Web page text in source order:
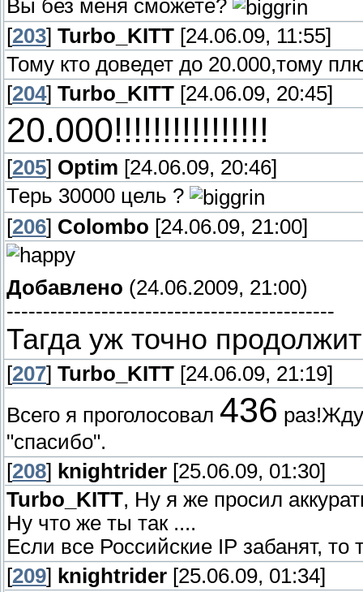
Вы без меня сможете?
[203] Turbo_KITT [24.06.09, 11:55]
Тому кто доведет до 20.000,тому
[204] Turbo_KITT [24.06.09, 20:45]
20.000!!!!!!!!!!!!!!!!
[205] Optim [24.06.09, 20:46]
Терь 30000 цель ?
[206] Colombo [24.06.09, 21:00]
Добавлено (24.06.2009, 21:00)
---------------------------------------------
Тагда уж точно
[207] Turbo_KITT [24.06.09, 21:19]
Всего я проголосовал 436
"спасибо".
[208] knightrider [25.06.09, 01:30]
Turbo_KITT, Ну я же просил
Ну что же ты так ....
Если все Российские IP забанят,
[209] knightrider [25.06.09, 01:34]